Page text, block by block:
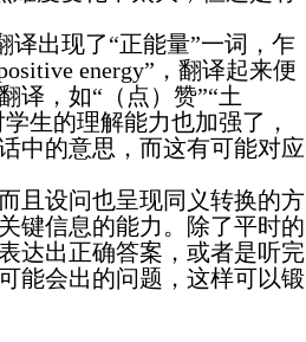
译出现了“正能量”一词，乍
energy”，翻译起来便
译，如“（点）赞”“土
生的理解能力也加强了，
中的意思，而这有可能对应
且设问也呈现同义转换的方
键信息的能力。除了平时的
达出正确答案，或者是听完
能会出的问题，这样可以锻